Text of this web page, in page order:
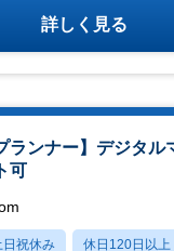
詳しく見る
ランナー】デジタル
可
日祝休み 休日120日以上